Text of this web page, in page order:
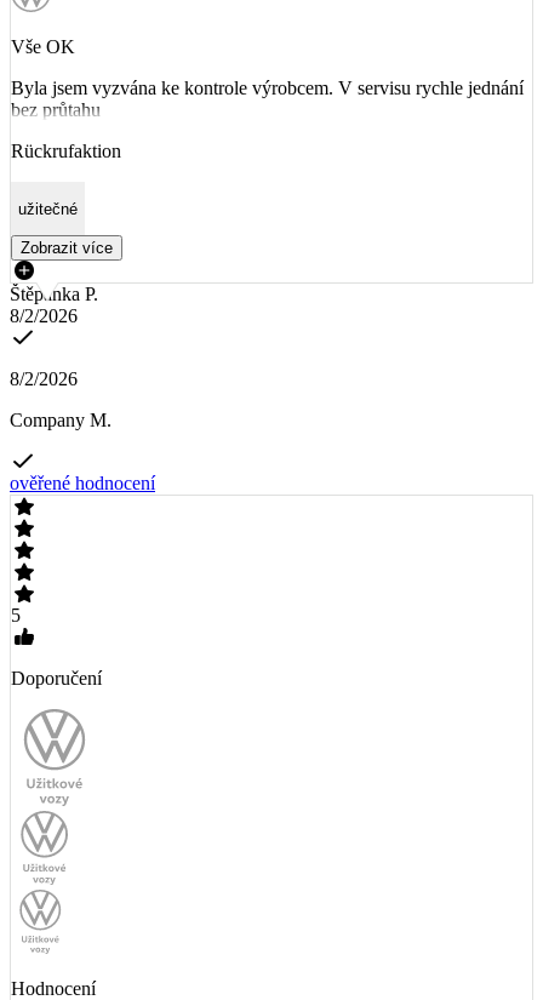
Vše OK
Byla jsem vyzvána ke kontrole výrobcem. V servisu rychle jednání
bez průtahu
Rückrufaktion
užitečné
Zobrazit více
Štěpánka P.
8/2/2026
8/2/2026
Company M.
ověřené hodnocení
5
Doporučení
Hodnocení